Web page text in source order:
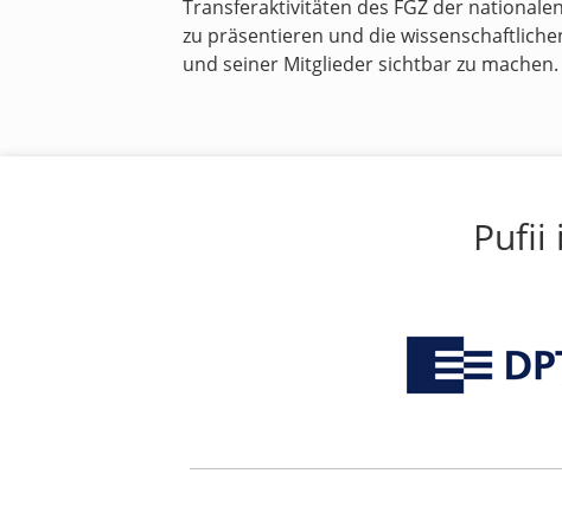
Transferaktivitäten des FGZ der
zu präsentieren und die
und seiner Mitglieder sichtbar zu machen.
Pufii